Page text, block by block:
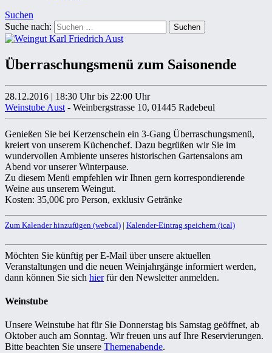
Suchen
Suche nach:
Überraschungsmenü zum Saisonende
28.12.2016 | 18:30 Uhr bis 22:00 Uhr
Weinstube Aust - Weinbergstrasse 10, 01445 Radebeul
Genießen Sie bei Kerzenschein ein 3-Gang Überraschungsmenü,
kreiert von unserem Küchenchef. Dazu begrüßen wir Sie im
wundervollen Ambiente unseres historischen Gartensalons am
Abend vor unserer Winterpause.
Zu diesem Menü empfehlen wir Ihnen gern korrespondierende
Weine aus unserem Weingut.
Kosten: 35,00€ pro Person, exklusiv Getränke
Zum Kalender hinzufügen (webcal) | Kalender-Eintrag speichern (ical)
Möchten Sie künftig per E-Mail über unsere aktuellen
Veranstaltungen und die neuen Weinjahrgänge informiert werden,
dann können Sie sich hierfür den Newsletter anmelden.
Weinstube
Unsere Weinstube hat für Sie Donnerstag bis Samstag geöffnet, ab
Oktober auch am Sonntag. Wir freuen uns auf Ihre Reservierungen.
Bitte beachten Sie unsere Themenabende.